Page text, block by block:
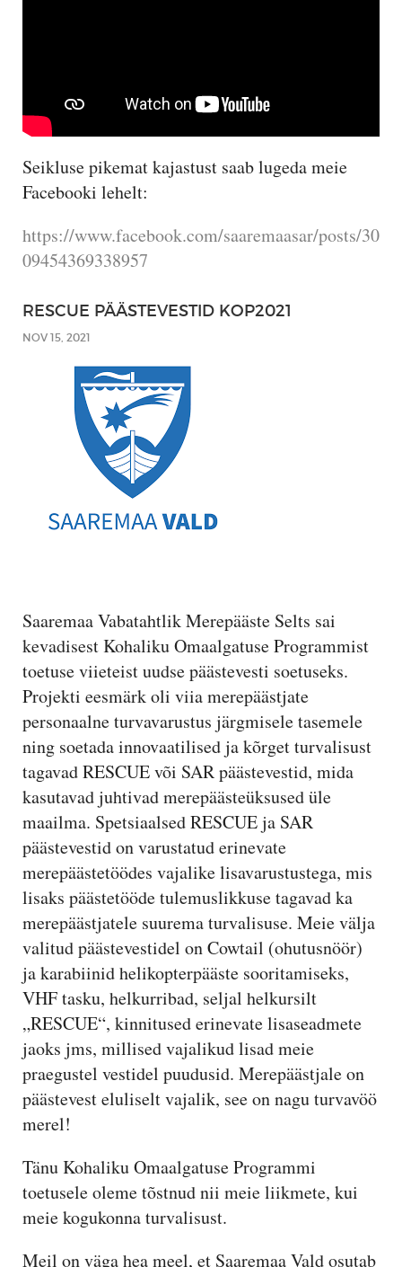
Seikluse pikemat kajastust saab lugeda meie
Facebooki lehelt:
https://www.facebook.com/saaremaasar/posts/30
09454369338957
RESCUE PÄÄSTEVESTID KOP2021
NOV 15, 2021
Saaremaa Vabatahtlik Merepääste Selts sai
kevadisest Kohaliku Omaalgatuse Programmist
toetuse viieteist uudse päästevesti soetuseks.
Projekti eesmärk oli viia merepäästjate
personaalne turvavarustus järgmisele tasemele
ning soetada innovaatilised ja kõrget turvalisust
tagavad RESCUE või SAR päästevestid, mida
kasutavad juhtivad merepäästeüksused üle
maailma. Spetsiaalsed RESCUE ja SAR
päästevestid on varustatud erinevate
merepäästetöödes vajalike lisavarustustega, mis
lisaks päästetööde tulemuslikkuse tagavad ka
merepäästjatele suurema turvalisuse. Meie välja
valitud päästevestidel on Cowtail (ohutusnöör)
ja karabiinid helikopterpääste sooritamiseks,
VHF tasku, helkurribad, seljal helkursilt
„RESCUE“, kinnitused erinevate lisaseadmete
jaoks jms, millised vajalikud lisad meie
praegustel vestidel puudusid. Merepäästjale on
päästevest eluliselt vajalik, see on nagu turvavöö
merel!
Tänu Kohaliku Omaalgatuse Programmi
toetusele oleme tõstnud nii meie liikmete, kui
meie kogukonna turvalisust.
Meil on väga hea meel, et Saaremaa Vald osutab